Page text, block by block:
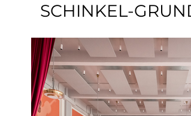
SCHINKEL-